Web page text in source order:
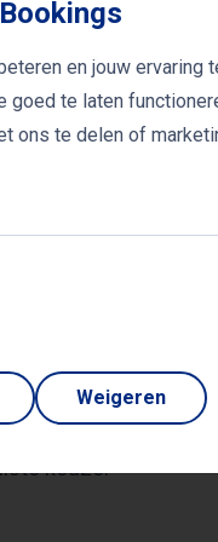
Dit biedt
met deze
uw gasten aan het
om iets teweeg
met een
hem een
Als u op zoek
keuze.
en jouw ervaring
te laten
ons te delen of
Weigeren